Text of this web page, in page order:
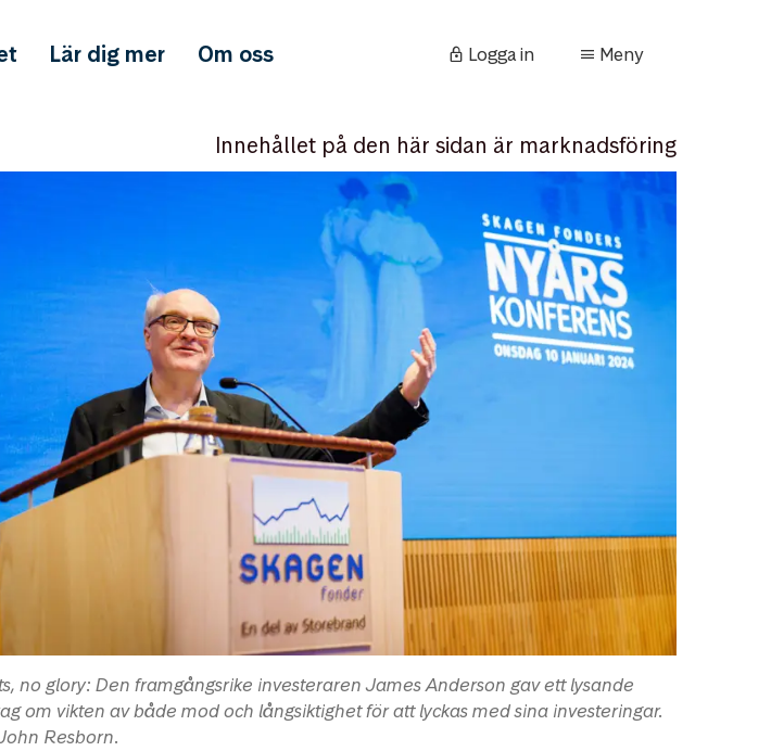
Lär dig mer Om oss Logga in Meny
Innehållet på den här sidan är marknadsföring
no glory: Den framgångsrike investeraren James Anderson gav ett lysande
om vikten av både mod och långsiktighet för att lyckas med sina investeringar.
Resborn.